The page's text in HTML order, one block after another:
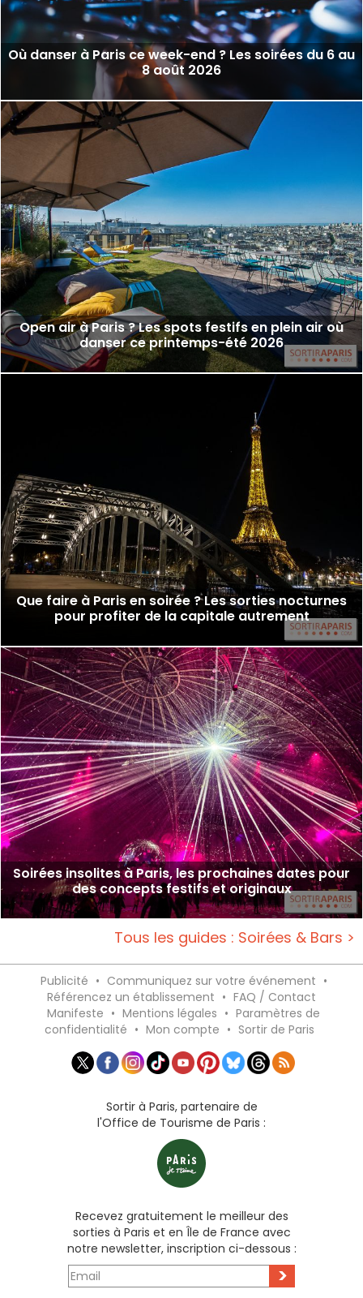
Où danser à Paris ce week-end ? Les soirées du 6 au
8 août 2026
Open air à Paris ? Les spots festifs en plein air où
danser ce printemps-été 2026
Que faire à Paris en soirée ? Les sorties nocturnes
pour profiter de la capitale autrement
Soirées insolites à Paris, les prochaines dates pour
des concepts festifs et originaux
Tous les guides : Soirées & Bars >
Publicité • Communiquez sur votre événement •
Référencez un établissement • FAQ / Contact
Manifeste • Mentions légales • Paramètres de
confidentialité • Mon compte • Sortir de Paris
Sortir à Paris, partenaire de
l'Office de Tourisme de Paris :
Recevez gratuitement le meilleur des
sorties à Paris et en Île de France avec
notre newsletter, inscription ci-dessous :
>